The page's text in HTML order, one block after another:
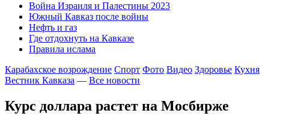
Война Израиля и Палестины 2023
Южный Кавказ после войны
Нефть и газ
Где отдохнуть на Кавказе
Правила ислама
Карабахское возрождение Спорт Фото Видео Здоровье Кухня
Вестник Кавказа — Все новости
Курс доллара растет на Мосбирже